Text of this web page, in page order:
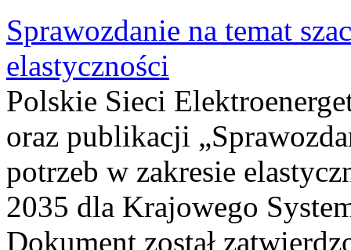
Sprawozdanie na temat
elastyczności
Polskie Sieci
oraz publikacji
potrzeb w zakresie
2035 dla Krajowego
Dokument został